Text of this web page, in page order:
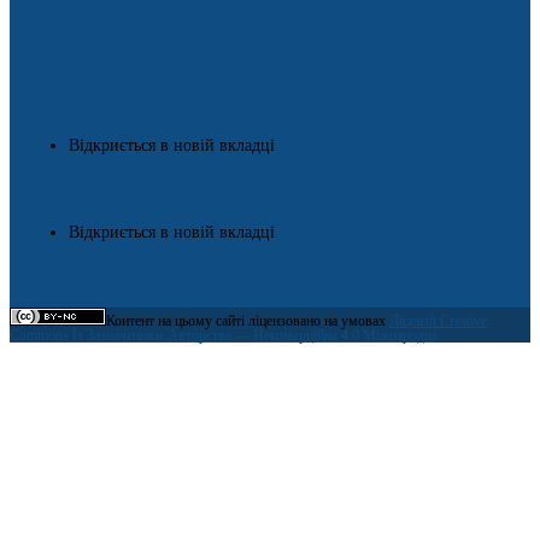
Відкриється в новій вкладці
Відкриється в новій вкладці
Контент на цьому сайті ліцензовано на умовах
Ліцензії Creative
Commons Із Зазначенням Авторства — Некомерційна 4.0 Міжнародна